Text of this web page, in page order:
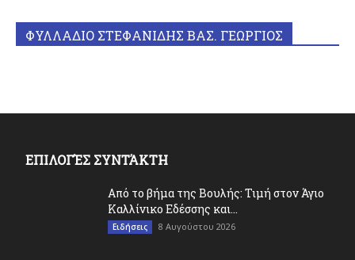
ΦΥΛΛΑΔΙΟ ΣΤΕΦΑΝΙΔΗΣ ΒΑΣ. ΓΕΩΡΓΙΟΣ
ΕΠΙΛΟΓΈΣ ΣΥΝΤΆΚΤΗ
Από το βήμα της Βουλής: Τιμή στον Άγιο
Καλλίνικο Εδέσσης και...
Ειδήσεις 8 Αυγούστου 2026